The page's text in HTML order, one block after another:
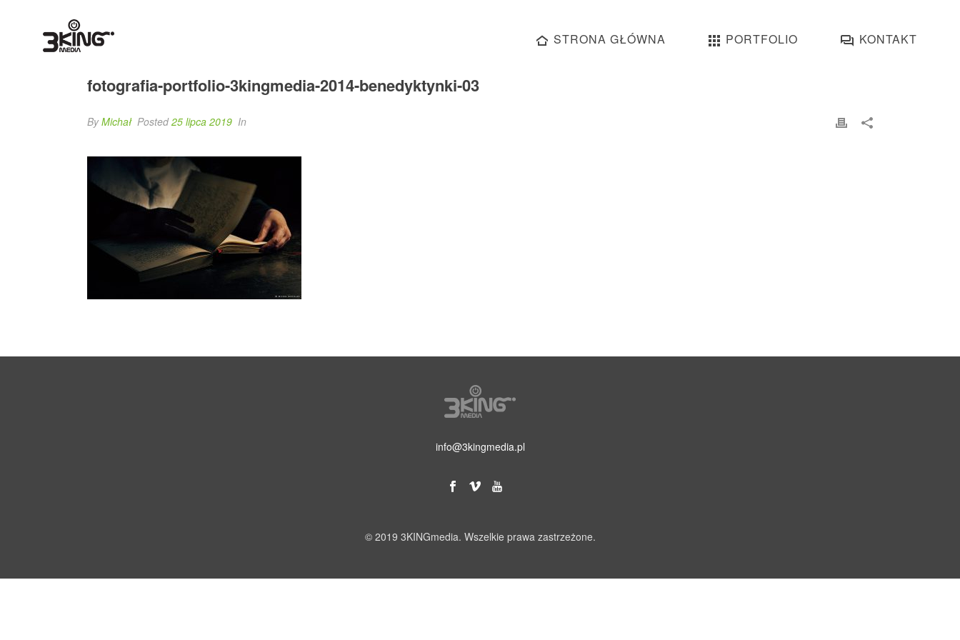
STRONA GŁÓWNA PORTFOLIO KONTAKT
fotografia-portfolio-3kingmedia-2014-benedyktynki-03
ByMichał Posted25 lipca 2019 In
info@3kingmedia.pl
© 2019 3KINGmedia. Wszelkie prawa zastrzeżone.